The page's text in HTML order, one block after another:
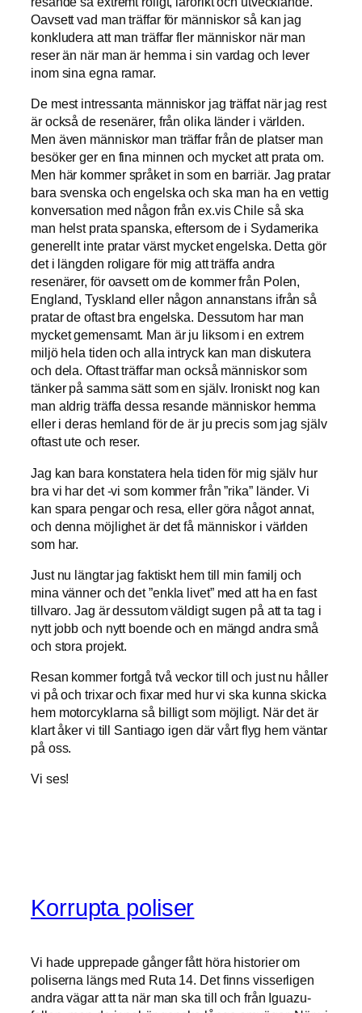
Oavsett vad man träffar för människor så kan jag
konkludera att man träffar fler människor när man
reser än när man är hemma i sin vardag och lever
inom sina egna ramar.
De mest intressanta människor jag träffat när jag rest
är också de resenärer, från olika länder i världen.
Men även människor man träffar från de platser man
besöker ger en fina minnen och mycket att prata om.
Men här kommer språket in som en barriär. Jag pratar
bara svenska och engelska och ska man ha en vettig
konversation med någon från ex.vis Chile så ska
man helst prata spanska, eftersom de i Sydamerika
generellt inte pratar värst mycket engelska. Detta gör
det i längden roligare för mig att träffa andra
resenärer, för oavsett om de kommer från Polen,
England, Tyskland eller någon annanstans ifrån så
pratar de oftast bra engelska. Dessutom har man
mycket gemensamt. Man är ju liksom i en extrem
miljö hela tiden och alla intryck kan man diskutera
och dela. Oftast träffar man också människor som
tänker på samma sätt som en själv. Ironiskt nog kan
man aldrig träffa dessa resande människor hemma
eller i deras hemland för de är ju precis som jag själv
oftast ute och reser.
Jag kan bara konstatera hela tiden för mig själv hur
bra vi har det -vi som kommer från ”rika” länder. Vi
kan spara pengar och resa, eller göra något annat,
och denna möjlighet är det få människor i världen
som har.
Just nu längtar jag faktiskt hem till min familj och
mina vänner och det ”enkla livet” med att ha en fast
tillvaro. Jag är dessutom väldigt sugen på att ta tag i
nytt jobb och nytt boende och en mängd andra små
och stora projekt.
Resan kommer fortgå två veckor till och just nu håller
vi på och trixar och fixar med hur vi ska kunna skicka
hem motorcyklarna så billigt som möjligt. När det är
klart åker vi till Santiago igen där vårt flyg hem väntar
på oss.
Vi ses!
Korrupta poliser
Vi hade upprepade gånger fått höra historier om
poliserna längs med Ruta 14. Det finns visserligen
andra vägar att ta när man ska till och från Iguazu-